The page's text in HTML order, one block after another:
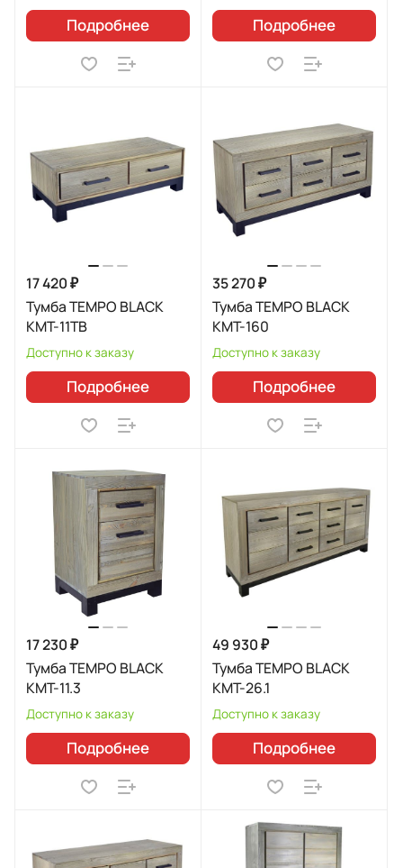
Подробнее Подробнее
17 420 ₽
Тумба TEMPO BLACK
КМТ-11ТВ
Доступно к заказу
Подробнее
35 270 ₽
Тумба TEMPO BLACK
КМТ-160
Доступно к заказу
Подробнее
17 230 ₽
Тумба TEMPO BLACK
КМТ-11.3
Доступно к заказу
Подробнее
49 930 ₽
Тумба TEMPO BLACK
КМТ-26.1
Доступно к заказу
Подробнее